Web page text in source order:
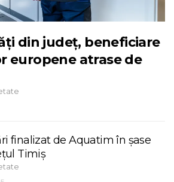
din județ, beneficiare
europene atrase de
finalizat de Aquatim în șase
Timiș